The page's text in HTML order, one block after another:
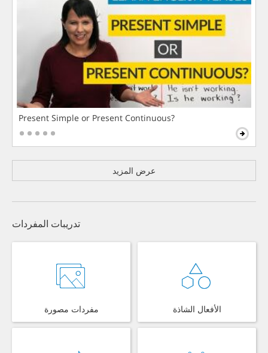
Present Simple or Present Continuous?
عرض المزيد
تدريبات المفردات
مفردات مصورة الأفعال الشاذة